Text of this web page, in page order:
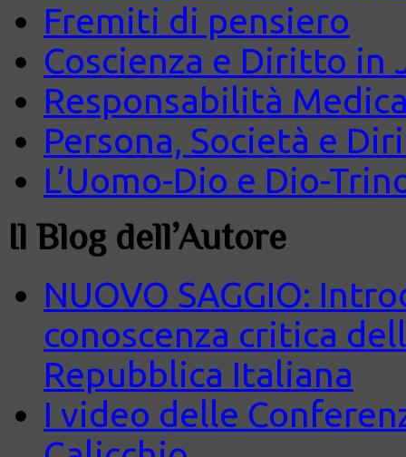
Fremiti di pensiero
Coscienza e Diritto in
Responsabilità
Persona, Società e
L’Uomo-Dio e Dio-
Il Blog dell’Autore
NUOVO SAGGIO:
conoscenza critica
Repubblica Italiana
I video delle